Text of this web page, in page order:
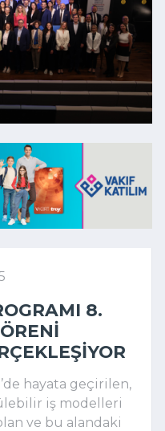
8.
hayata geçirilen,
iş modelleri
ve bu alandaki